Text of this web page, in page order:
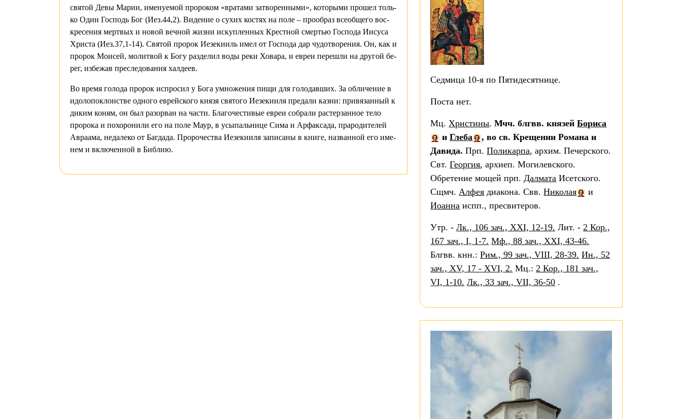
свя­той Де­вы Ма­рии, име­ну­е­мой про­ро­ком «вра­та­ми за­тво­рен­ны­ми», ко­то­ры­ми про­шел толь­
ко Один Гос­подь Бог (Иез.44,2). Ви­де­ние о су­хих ко­стях на по­ле – про­об­раз все­об­ще­го вос­
кре­се­ния мерт­вых и но­вой веч­ной жиз­ни ис­куп­лен­ных Крест­ной смер­тью Гос­по­да Иису­са
Хри­ста (Иез.37,1-14). Свя­той про­рок Ие­зе­ки­иль имел от Гос­по­да дар чу­до­тво­ре­ния. Он, как и
про­рок Мо­и­сей, мо­лит­вой к Бо­гу раз­де­лил во­ды ре­ки Хо­ва­ра, и евреи пе­ре­шли на дру­гой бе­
рег, из­бе­жав пре­сле­до­ва­ния хал­де­ев.
Во вре­мя го­ло­да про­рок ис­про­сил у Бо­га умно­же­ния пи­щи для го­ло­дав­ших. За об­ли­че­ние в
идо­ло­по­клон­стве од­но­го ев­рей­ско­го кня­зя свя­то­го Ие­зе­ки­и­ля пре­да­ли каз­ни: при­вя­зан­ный к
ди­ким ко­ням, он был разо­рван на ча­сти. Бла­го­че­сти­вые евреи со­бра­ли рас­тер­зан­ное те­ло
про­ро­ка и по­хо­ро­ни­ли его на по­ле Маур, в усы­паль­ни­це Си­ма и Ар­фак­са­да, пра­ро­ди­те­лей
Ав­ра­ама, неда­ле­ко от Баг­да­да. Про­ро­че­ства Ие­зе­ки­и­ля за­пи­са­ны в кни­ге, на­зван­ной его име­
нем и вклю­чен­ной в Биб­лию.
Седмица 10-я по Пятидесятнице.
Поста нет.
Мц.Христины.Мчч. блгвв. князейБориса
иГлеба
, во св. Крещении Романа и
Давида. Прп.Поликарпа, архим. Печерского.
Свт.Георгия, архиеп. Могилевского.
Обретение мощей прп.Далмата Исетского.
Сщмч.Алфея диакона. Свв.Николая
и
Иоанна испп., пресвитеров.
Утр. -Лк., 106 зач., XXI, 12-19. Лит. -2 Кор.,
167 зач., I, 1-7. Мф., 88 зач., XXI, 43-46.
Блгвв. кнн.:Рим., 99 зач., VIII, 28-39. Ин., 52
зач., XV, 17 - XVI, 2. Мц.:2 Кор., 181 зач.,
VI, 1-10. Лк., 33 зач., VII, 36-50 .